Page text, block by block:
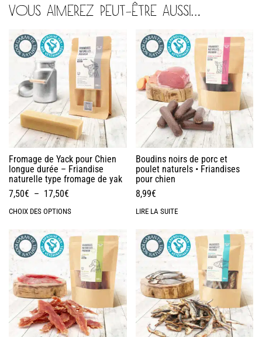
VOUS AIMEREZ PEUT-ÊTRE AUSSI…
Fromage de Yack pour Chien
longue durée – Friandise
naturelle type fromage de yak
7,50€ – 17,50€
CHOIX DES OPTIONS
Boudins noirs de porc et
poulet naturels • Friandises
pour chien
8,99€
LIRE LA SUITE